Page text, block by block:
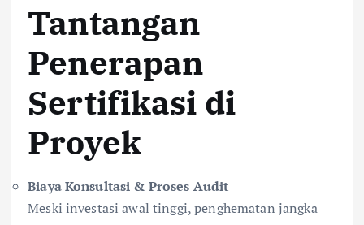
Tantangan
Penerapan
Sertifikasi di
Proyek
Biaya Konsultasi & Proses Audit
Meski investasi awal tinggi, penghematan jangka